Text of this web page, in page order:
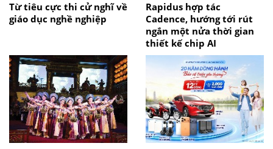
Từ tiêu cực thi cử nghĩ về
giáo dục nghề nghiệp
Rapidus hợp tác
Cadence, hướng tới rút
ngắn một nửa thời gian
thiết kế chip AI